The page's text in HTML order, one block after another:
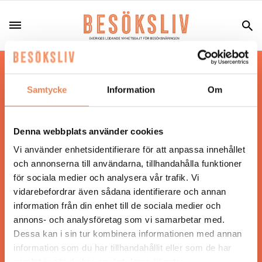
Samtycke Information Om
Denna webbplats använder cookies
Vi använder enhetsidentifierare för att anpassa innehållet
och annonserna till användarna, tillhandahålla funktioner
för sociala medier och analysera vår trafik. Vi
vidarebefordrar även sådana identifierare och annan
information från din enhet till de sociala medier och
annons- och analysföretag som vi samarbetar med.
Dessa kan i sin tur kombinera informationen med annan
information som du har tillhandahållit eller som de har
Hos oss läser du landets mest uppdaterade
nyheter och snackisar inom besöksnäringen.
Besöksliv i sin tryckta form är ett affärsmagasin
Tidningen ges ut avVisita
ANSVARIG UTGIVARE
Jonas Siljhammar
UPPHOVSRÄTT